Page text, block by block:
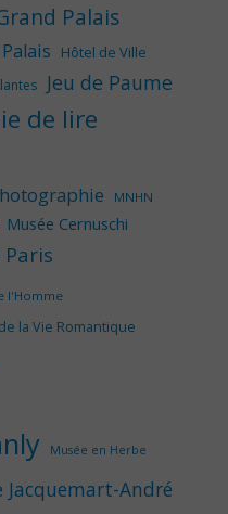
Palais
Hôtel de Ville
Jeu de Paume
de lire
MNHN
Musée Cernuschi
l'Homme
la Vie Romantique
Musée en Herbe
Jacquemart-André